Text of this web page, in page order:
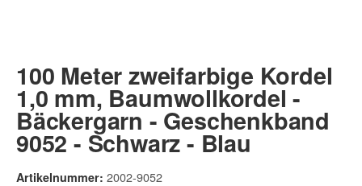
100 Meter zweifarbige Kordel
1,0 mm, Baumwollkordel -
Bäckergarn - Geschenkband
9052 - Schwarz - Blau
Artikelnummer: 2002-9052